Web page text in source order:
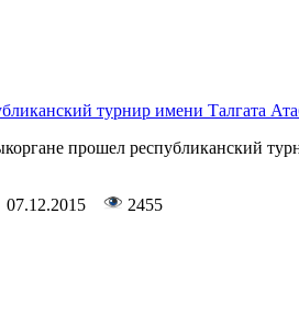
турнир имени Талгата
прошел республиканский
07.12.2015 2455